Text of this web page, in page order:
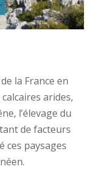
la France en
arides,
l’élevage du
de facteurs
ces paysages